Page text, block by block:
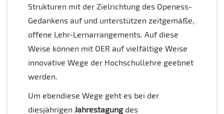
Strukturen mit der Zielrichtung des Openess-
Gedankens auf und unterstützen zeitgemäße,
offene Lehr-Lernarrangements. Auf diese
Weise können mit OER auf vielfältige Weise
innovative Wege der Hochschullehre geebnet
werden.
Um ebendiese Wege geht es bei der
diesjährigen Jahrestagungdes